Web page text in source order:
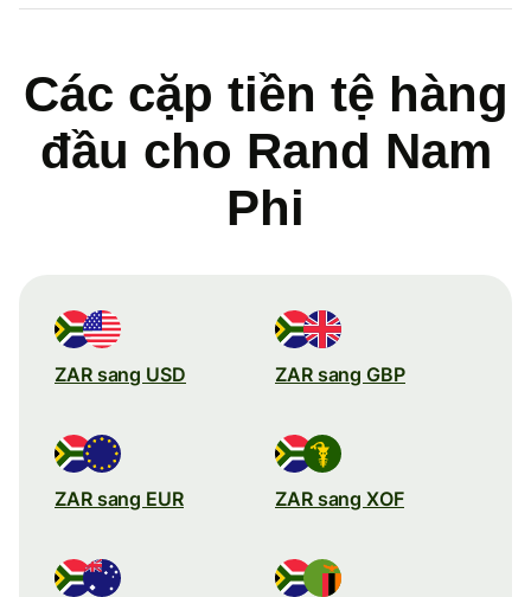
Các cặp tiền tệ hàng
đầu cho Rand Nam
Phi
ZAR sang USD ZAR sang GBP
ZAR sang EUR ZAR sang XOF